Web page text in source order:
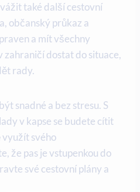
také další cestovní
občanský průkaz a
a mít všechny
zahraničí dostat do situace,
rady.
snadné a bez stresu. S
v kapse se budete cítit
využít svého
že pas je vstupenkou do
své cestovní plány a